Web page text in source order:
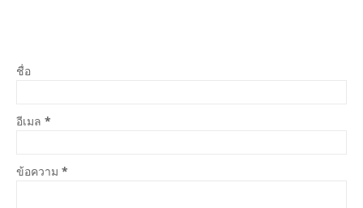
ชื่อ
อีเมล *
ข้อความ *